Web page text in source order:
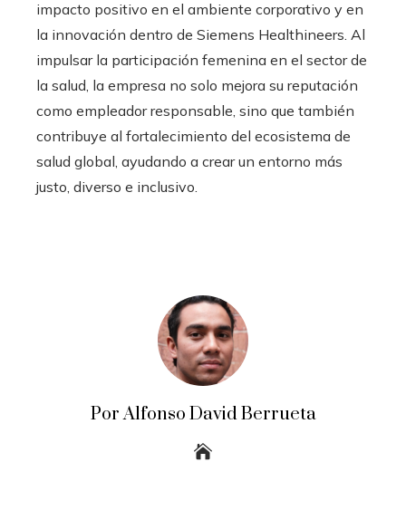
impacto positivo en el ambiente corporativo y en
la innovación dentro de Siemens Healthineers. Al
impulsar la participación femenina en el sector de
la salud, la empresa no solo mejora su reputación
como empleador responsable, sino que también
contribuye al fortalecimiento del ecosistema de
salud global, ayudando a crear un entorno más
justo, diverso e inclusivo.
Por Alfonso David Berrueta